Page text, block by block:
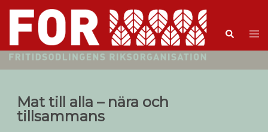
Mat till alla – nära och
tillsammans